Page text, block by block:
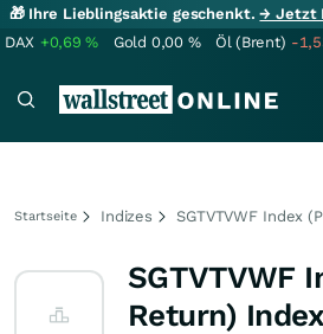
🎁 Ihre Lieblingsaktie geschenkt.→ Jetzt
DAX +0,69% Gold 0,00 % Öl (Brent) -
Startseite Indizes SGTVTVWF Index
SGTVTVWF
Return) Index